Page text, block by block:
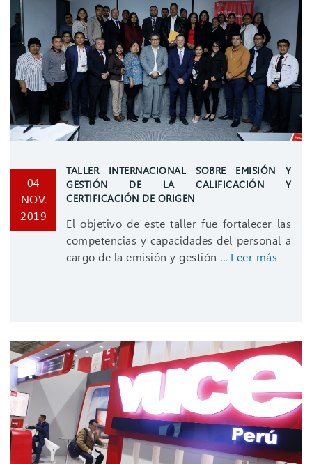
04
NOV.
2019
TALLER INTERNACIONAL SOBRE EMISIÓN Y
GESTIÓN DE LA CALIFICACIÓN Y
CERTIFICACIÓN DE ORIGEN
El objetivo de este taller fue fortalecer las
competencias y capacidades del personal a
cargo de la emisión y gestión ... Leer más